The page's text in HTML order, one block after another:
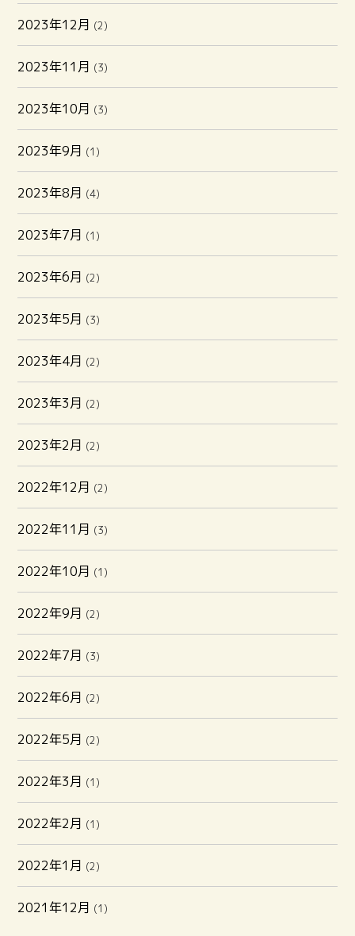
2023年12月 (2)
2023年11月 (3)
2023年10月 (3)
2023年9月 (1)
2023年8月 (4)
2023年7月 (1)
2023年6月 (2)
2023年5月 (3)
2023年4月 (2)
2023年3月 (2)
2023年2月 (2)
2022年12月 (2)
2022年11月 (3)
2022年10月 (1)
2022年9月 (2)
2022年7月 (3)
2022年6月 (2)
2022年5月 (2)
2022年3月 (1)
2022年2月 (1)
2022年1月 (2)
2021年12月 (1)